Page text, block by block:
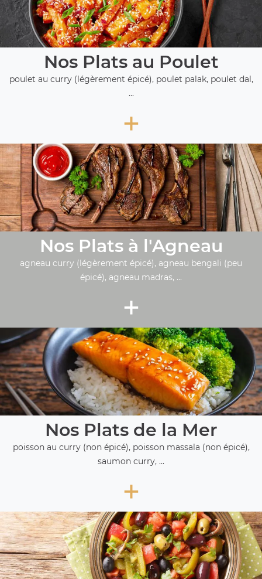
Nos Plats au Poulet
poulet au curry (légèrement épicé), poulet palak, poulet dal,
...
+
Nos Plats à l'Agneau
agneau curry (légèrement épicé), agneau bengali (peu
épicé), agneau madras, ...
+
Nos Plats de la Mer
poisson au curry (non épicé), poisson massala (non épicé),
saumon curry, ...
+